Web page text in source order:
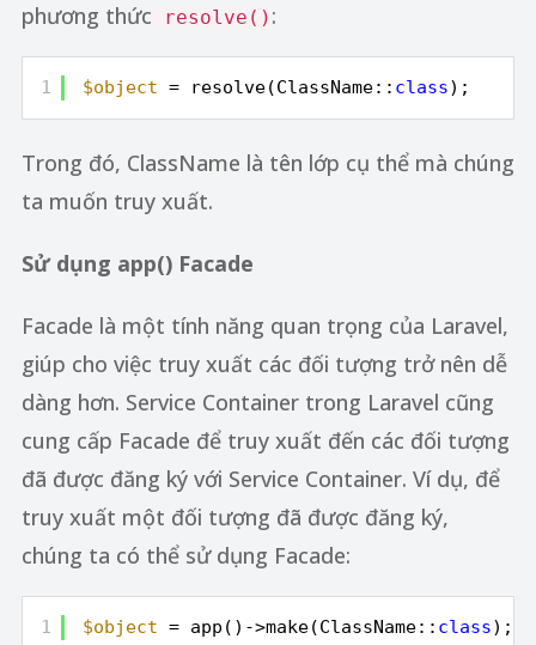
phương thức resolve() :
1 $object = resolve(ClassName:: class);
Trong đó, ClassName là tên lớp cụ thể mà chúng
ta muốn truy xuất.
Sử dụng app() Facade
Facade là một tính năng quan trọng của Laravel,
giúp cho việc truy xuất các đối tượng trở nên dễ
dàng hơn. Service Container trong Laravel cũng
cung cấp Facade để truy xuất đến các đối tượng
đã được đăng ký với Service Container. Ví dụ, để
truy xuất một đối tượng đã được đăng ký,
chúng ta có thể sử dụng Facade:
1 $object = app()->make(ClassName:: class);